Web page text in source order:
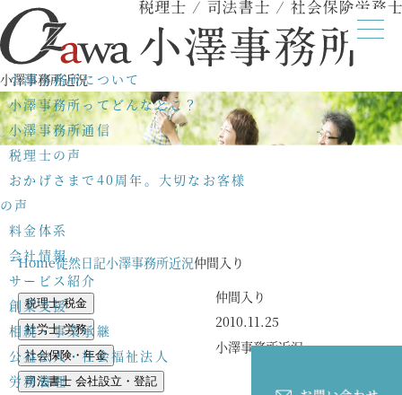
小澤事務所について
小澤事務所ってどんなとこ？
小澤事務所通信
税理士の声
おかげさまで40周年。大切なお客様
の声
料金体系
会社情報
サービス紹介
創業支援
相続・事業承継
公益法人・社会福祉法人
労務管理
小澤事務所近況
Home徒然日記小澤事務所近況仲間入り
税理士 税金
社労士 労務
社会保険・年金
司法書士 会社設立・登記
仲間入り
2010.11.25
小澤事務所近況